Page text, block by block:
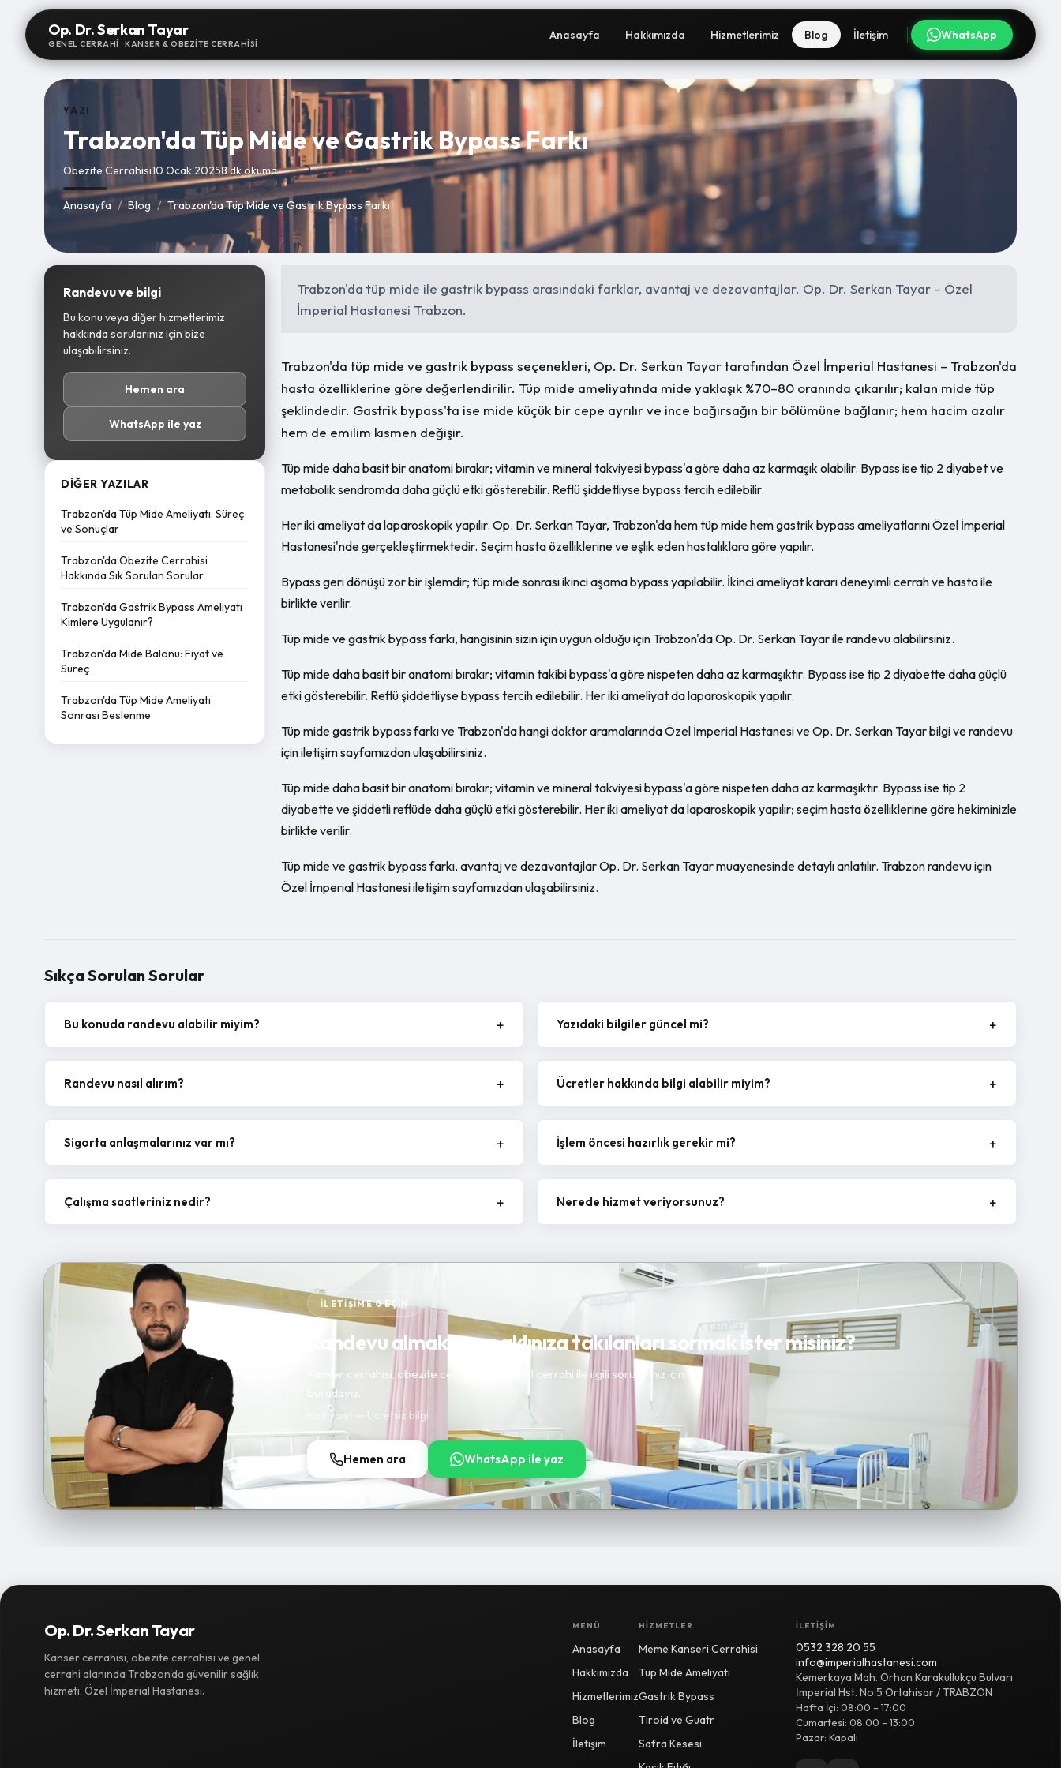
Op. Dr. Serkan Tayar
GENEL CERRAHI · KANSER & OBEZITE CERRAHISI
Anasayfa Hakkımızda Hizmetlerimiz Blog İletişim WhatsApp
YAZI
Trabzon'da Tüp Mide ve Gastrik Bypass Farkı
Obezite Cerrahisi10 Ocak 20258 dk okuma
Anasayfa / Blog / Trabzon'da Tüp Mide ve Gastrik Bypass Farkı
Randevu ve bilgi
Bu konu veya diğer hizmetlerimiz
hakkında sorularınız için bize
ulaşabilirsiniz.
Hemen ara
WhatsApp ile yaz
DIĞER YAZILAR
Trabzon'da Tüp Mide Ameliyatı: Süreç
ve Sonuçlar
Trabzon'da Obezite Cerrahisi
Hakkında Sık Sorulan Sorular
Trabzon'da Gastrik Bypass Ameliyatı
Kimlere Uygulanır?
Trabzon'da Mide Balonu: Fiyat ve
Süreç
Trabzon'da Tüp Mide Ameliyatı
Sonrası Beslenme
Trabzon'da tüp mide ile gastrik bypass arasındaki farklar, avantaj ve dezavantajlar. Op. Dr. Serkan Tayar – Özel
İmperial Hastanesi Trabzon.
Trabzon'da tüp mide ve gastrik bypass seçenekleri, Op. Dr. Serkan Tayar tarafından Özel İmperial Hastanesi – Trabzon'da
hasta özelliklerine göre değerlendirilir. Tüp mide ameliyatında mide yaklaşık %70–80 oranında çıkarılır; kalan mide tüp
şeklindedir. Gastrik bypass'ta ise mide küçük bir cepe ayrılır ve ince bağırsağın bir bölümüne bağlanır; hem hacim azalır
hem de emilim kısmen değişir.
Tüp mide daha basit bir anatomi bırakır; vitamin ve mineral takviyesi bypass'a göre daha az karmaşık olabilir. Bypass ise tip 2 diyabet ve
metabolik sendromda daha güçlü etki gösterebilir. Reflü şiddetliyse bypass tercih edilebilir.
Her iki ameliyat da laparoskopik yapılır. Op. Dr. Serkan Tayar, Trabzon'da hem tüp mide hem gastrik bypass ameliyatlarını Özel İmperial
Hastanesi'nde gerçekleştirmektedir. Seçim hasta özelliklerine ve eşlik eden hastalıklara göre yapılır.
Bypass geri dönüşü zor bir işlemdir; tüp mide sonrası ikinci aşama bypass yapılabilir. İkinci ameliyat kararı deneyimli cerrah ve hasta ile
birlikte verilir.
Tüp mide ve gastrik bypass farkı, hangisinin sizin için uygun olduğu için Trabzon'da Op. Dr. Serkan Tayar ile randevu alabilirsiniz.
Tüp mide daha basit bir anatomi bırakır; vitamin takibi bypass'a göre nispeten daha az karmaşıktır. Bypass ise tip 2 diyabette daha güçlü
etki gösterebilir. Reflü şiddetliyse bypass tercih edilebilir. Her iki ameliyat da laparoskopik yapılır.
Tüp mide gastrik bypass farkı ve Trabzon'da hangi doktor aramalarında Özel İmperial Hastanesi ve Op. Dr. Serkan Tayar bilgi ve randevu
için iletişim sayfamızdan ulaşabilirsiniz.
Tüp mide daha basit bir anatomi bırakır; vitamin ve mineral takviyesi bypass'a göre nispeten daha az karmaşıktır. Bypass ise tip 2
diyabette ve şiddetli reflüde daha güçlü etki gösterebilir. Her iki ameliyat da laparoskopik yapılır; seçim hasta özelliklerine göre hekiminizle
birlikte verilir.
Tüp mide ve gastrik bypass farkı, avantaj ve dezavantajlar Op. Dr. Serkan Tayar muayenesinde detaylı anlatılır. Trabzon randevu için
Özel İmperial Hastanesi iletişim sayfamızdan ulaşabilirsiniz.
Sıkça Sorulan Sorular
Bu konuda randevu alabilir miyim? Yazıdaki bilgiler güncel mi?
Randevu nasıl alırım? Ücretler hakkında bilgi alabilir miyim?
Sigorta anlaşmalarınız var mı? İşlem öncesi hazırlık gerekir mi?
Çalışma saatleriniz nedir? Nerede hizmet veriyorsunuz?
İLETIŞIME GEÇIN
Randevu almak veya aklınıza takılanları sormak ister misiniz?
Kanser cerrahisi, obezite cerrahisi ve genel cerrahi ile ilgili sorularınız için
buradayız.
Hızlı yanıt — Ücretsiz bilgi
Hemen ara WhatsApp ile yaz
Op. Dr. Serkan Tayar
Kanser cerrahisi, obezite cerrahisi ve genel
cerrahi alanında Trabzon'da güvenilir sağlık
hizmeti. Özel İmperial Hastanesi.
MENÜ
Anasayfa
Hakkımızda
Hizmetlerimiz
Blog
İletişim
HIZMETLER
Meme Kanseri Cerrahisi
Tüp Mide Ameliyatı
Gastrik Bypass
Tiroid ve Guatr
Safra Kesesi
İLETIŞIM
0532 328 20 55
info@imperialhastanesi.com
Kemerkaya Mah. Orhan Karakullukçu Bulvarı
İmperial Hst. No:5 Ortahisar / TRABZON
Hafta İçi: 08:00 – 17:00
Cumartesi: 08:00 – 13:00
Pazar: Kapalı